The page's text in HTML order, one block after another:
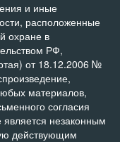
и иные
расположенные
охране в
РФ,
от 18.12.2006 №
материалов,
согласия
является незаконным
действующим